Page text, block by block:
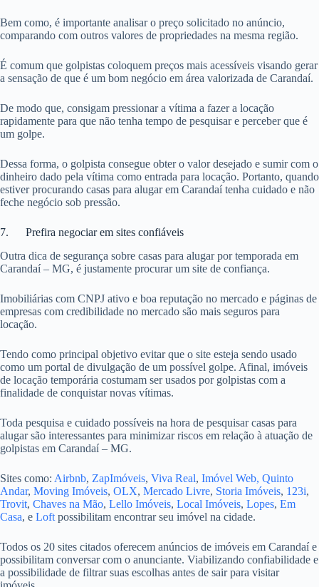
Bem como, é importante analisar o preço solicitado no anúncio,
comparando com outros valores de propriedades na mesma região.
É comum que golpistas coloquem preços mais acessíveis visando gerar
a sensação de que é um bom negócio em área valorizada de Carandaí.
De modo que, consigam pressionar a vítima a fazer a locação
rapidamente para que não tenha tempo de pesquisar e perceber que é
um golpe.
Dessa forma, o golpista consegue obter o valor desejado e sumir com o
dinheiro dado pela vítima como entrada para locação. Portanto, quando
estiver procurando casas para alugar em Carandaí tenha cuidado e não
feche negócio sob pressão.
7. Prefira negociar em sites confiáveis
Outra dica de segurança sobre casas para alugar por temporada em
Carandaí – MG, é justamente procurar um site de confiança.
Imobiliárias com CNPJ ativo e boa reputação no mercado e páginas de
empresas com credibilidade no mercado são mais seguros para
locação.
Tendo como principal objetivo evitar que o site esteja sendo usado
como um portal de divulgação de um possível golpe. Afinal, imóveis
de locação temporária costumam ser usados por golpistas com a
finalidade de conquistar novas vítimas.
Toda pesquisa e cuidado possíveis na hora de pesquisar casas para
alugar são interessantes para minimizar riscos em relação à atuação de
golpistas em Carandaí – MG.
Sites como: Airbnb, ZapImóveis, Viva Real, Imóvel Web, Quinto
Andar, Moving Imóveis, OLX, Mercado Livre, Storia Imóveis, 123i,
Trovit, Chaves na Mão, Lello Imóveis, Local Imóveis, Lopes, Em
Casa, e Loft possibilitam encontrar seu imóvel na cidade.
Todos os 20 sites citados oferecem anúncios de imóveis em Carandaí e
possibilitam conversar com o anunciante. Viabilizando confiabilidade e
a possibilidade de filtrar suas escolhas antes de sair para visitar